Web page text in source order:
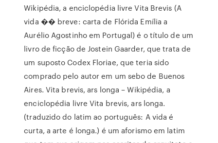
Wikipédia, a enciclopédia livre Vita Brevis (A
vida �� breve: carta de Flórida Emília a
Aurélio Agostinho em Portugal) é o título de um
livro de ficção de Jostein Gaarder, que trata de
um suposto Codex Floriae, que teria sido
comprado pelo autor em um sebo de Buenos
Aires. Vita brevis, ars longa – Wikipédia, a
enciclopédia livre Vita brevis, ars longa.
(traduzido do latim ao português: A vida é
curta, a arte é longa.) é um aforismo em latim